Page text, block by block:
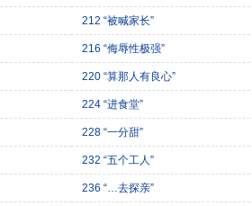
212 “被喊家长”
216 “侮辱性极强”
220 “算那人有良心”
224 “进食堂”
228 “一分甜”
232 “五个工人”
236 “…去探亲”